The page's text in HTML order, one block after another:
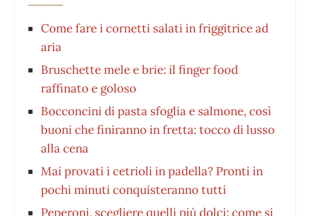
Come fare i cornetti salati in friggitrice ad
aria
Bruschette mele e brie: il finger food
raffinato e goloso
Bocconcini di pasta sfoglia e salmone, così
buoni che finiranno in fretta: tocco di lusso
alla cena
Mai provati i cetrioli in padella? Pronti in
pochi minuti conquisteranno tutti
Peperoni, scegliere quelli più dolci: come si